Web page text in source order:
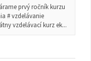
prvý ročník kurzu
# vzdelávanie
vzdelávací kurz ek...